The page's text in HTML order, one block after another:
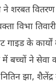
वितरण
विभा
के
बच्चों ने सेवा
झा, शैलेंद्र